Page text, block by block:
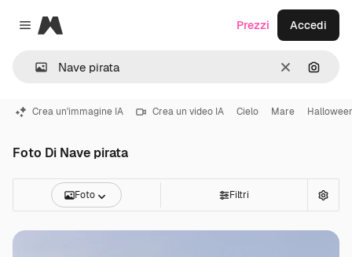
Close menu
Magnific
CancellaCerca
Prezzi Accedi
Crea un'immagine IA Crea un video IA Cielo Mare
Foto Di Nave pirata
Foto Filtri